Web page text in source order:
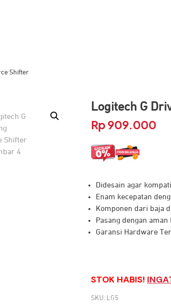
Shifter
Logitech G
Rp 909.000
Didesain agar
Enam kecepatan
Komponen dari baja
Pasang dengan aman
Garansi Hardware
STOK HABIS!
SKU: LG5